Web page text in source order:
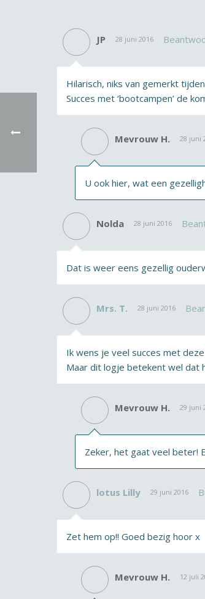
JP 28 juni 2016
Hilarisch, niks van gemerkt
Succes met ‘bootcampen’ de
Mevrouw H. 28 juni
U ook hier, wat een
Nolda 28 juni 2016
Dat is weer eens gezellig
Mrs. T. 28 juni 2016
Ik wens je veel succes met
Maar dit logje betekent wel dat
Mevrouw H. 29 juni
Zeker, het gaat veel beter!
lotus Lilly 29 juni 2016
Zet hem op!! Goed bezig hoor x
Mevrouw H. 12 juli